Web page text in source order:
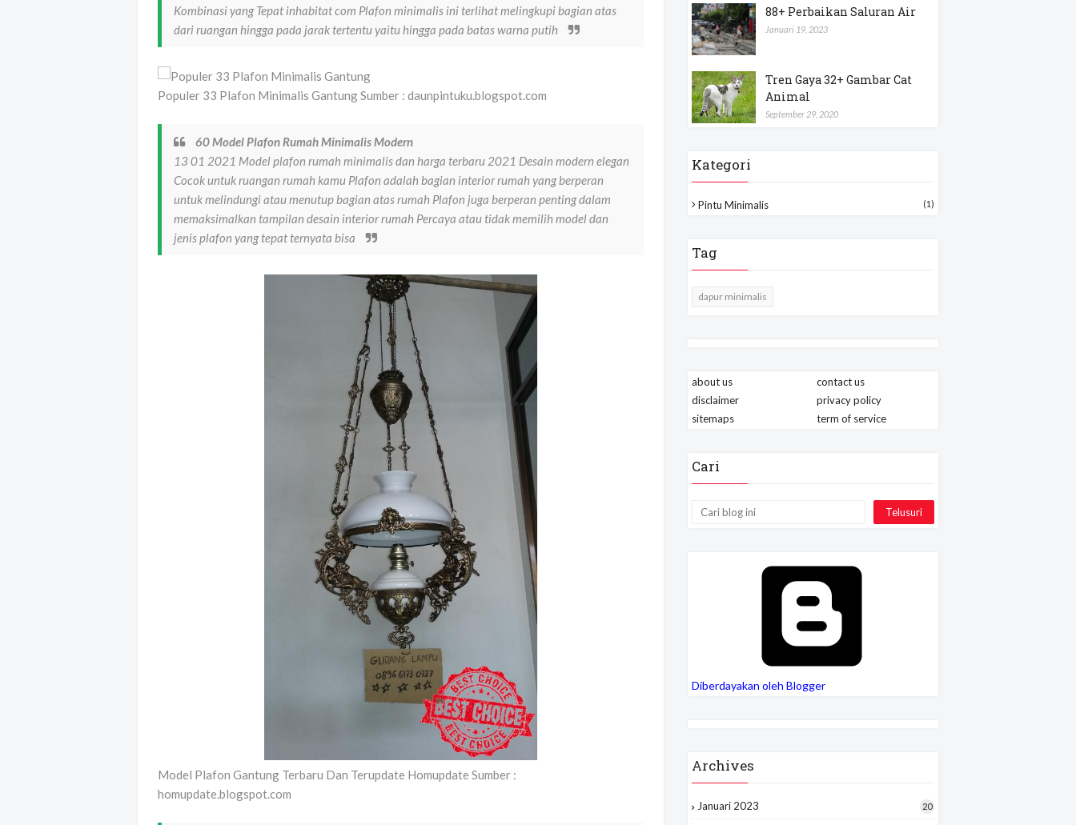
Kombinasi yang Tepat inhabitat com Plafon minimalis ini terlihat melingkupi bagian atas
dari ruangan hingga pada jarak tertentu yaitu hingga pada batas warna putih
Populer 33 Plafon Minimalis Gantung Sumber : daunpintuku.blogspot.com
60 Model Plafon Rumah Minimalis Modern
13 01 2021 Model plafon rumah minimalis dan harga terbaru 2021 Desain modern elegan
Cocok untuk ruangan rumah kamu Plafon adalah bagian interior rumah yang berperan
untuk melindungi atau menutup bagian atas rumah Plafon juga berperan penting dalam
memaksimalkan tampilan desain interior rumah Percaya atau tidak memilih model dan
jenis plafon yang tepat ternyata bisa
Model Plafon Gantung Terbaru Dan Terupdate Homupdate Sumber :
homupdate.blogspot.com
88+ Perbaikan Saluran Air
Januari 19, 2023
Tren Gaya 32+ Gambar Cat
Animal
September 29, 2020
Kategori
Pintu Minimalis (1)
Tag
dapur minimalis
about us
contact us
disclaimer
privacy policy
sitemaps
term of service
Cari
Diberdayakan oleh Blogger
Archives
Januari 2023 20